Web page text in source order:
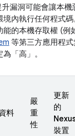
漏洞可能會讓本
境內執行任何程式
能的本機存取權 (例
等第三方應用程式
「高」。
料
嚴
重
性
更新
的
裝置